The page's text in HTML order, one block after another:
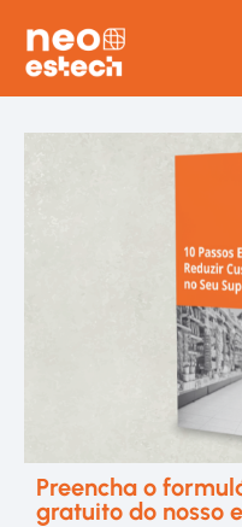
Preencha o
gratuito do nosso